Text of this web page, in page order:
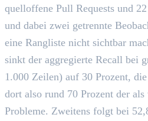
quelloffene Pull Requests und
und dabei zwei getrennte
eine Rangliste nicht sichtbar
sinkt der aggregierte Recall bei
1.000 Zeilen) auf 30 Prozent,
dort also rund 70 Prozent der
Probleme. Zweitens folgt bei